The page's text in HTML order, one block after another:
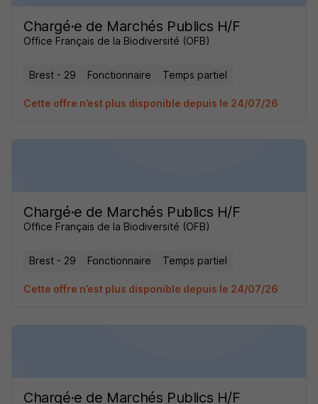
Chargé·e de Marchés Publics H/F
Office Français de la Biodiversité (OFB)
Brest - 29 Fonctionnaire Temps partiel
Cette offre n’est plus disponible depuis le 24/07/26
Chargé·e de Marchés Publics H/F
Office Français de la Biodiversité (OFB)
Brest - 29 Fonctionnaire Temps partiel
Cette offre n’est plus disponible depuis le 24/07/26
Chargé·e de Marchés Publics H/F